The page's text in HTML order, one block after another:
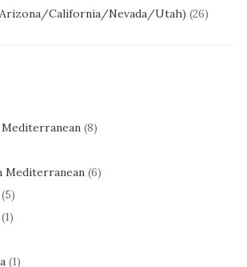
California/Nevada/Utah) (26)
(8)
Mediterranean (6)
(5)
(1)
(1)